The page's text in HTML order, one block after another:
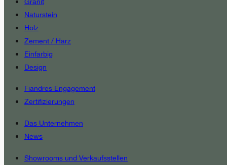
Naturstein
Holz
Zement / Harz
Einfarbig
Design
Fiandres Engagement
Zertifizierungen
Das Unternehmen
News
Showrooms und Verkaufsstellen